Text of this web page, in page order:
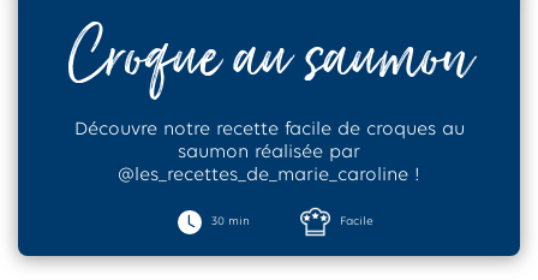
Croque au saumon
Découvre notre recette facile de croques au
saumon réalisée par
@les_recettes_de_marie_caroline !
30 min Facile